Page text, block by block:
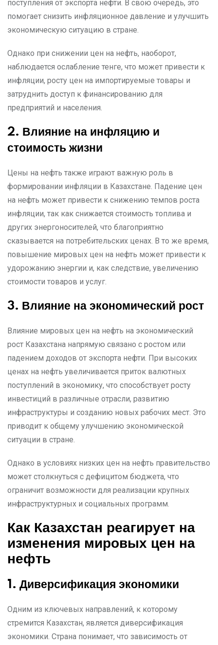
поступления от экспорта нефти. В свою очередь, это
помогает снизить инфляционное давление и улучшить
экономическую ситуацию в стране.
Однако при снижении цен на нефть, наоборот,
наблюдается ослабление тенге, что может привести к
инфляции, росту цен на импортируемые товары и
затруднить доступ к финансированию для
предприятий и населения.
2. Влияние на инфляцию и
стоимость жизни
Цены на нефть также играют важную роль в
формировании инфляции в Казахстане. Падение цен
на нефть может привести к снижению темпов роста
инфляции, так как снижается стоимость топлива и
других энергоносителей, что благоприятно
сказывается на потребительских ценах. В то же время,
повышение мировых цен на нефть может привести к
удорожанию энергии и, как следствие, увеличению
стоимости товаров и услуг.
3. Влияние на экономический рост
Влияние мировых цен на нефть на экономический
рост Казахстана напрямую связано с ростом или
падением доходов от экспорта нефти. При высоких
ценах на нефть увеличивается приток валютных
поступлений в экономику, что способствует росту
инвестиций в различные отрасли, развитию
инфраструктуры и созданию новых рабочих мест. Это
приводит к общему улучшению экономической
ситуации в стране.
Однако в условиях низких цен на нефть правительство
может столкнуться с дефицитом бюджета, что
ограничит возможности для реализации крупных
инфраструктурных и социальных программ.
Как Казахстан реагирует на
изменения мировых цен на
нефть
1. Диверсификация экономики
Одним из ключевых направлений, к которому
стремится Казахстан, является диверсификация
экономики. Страна понимает, что зависимость от